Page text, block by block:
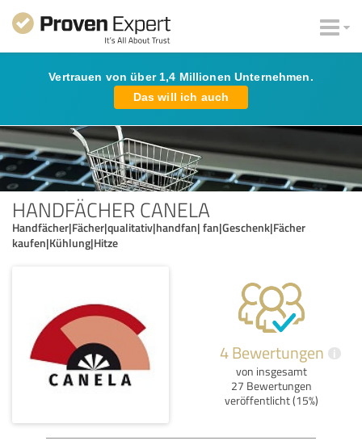
Vertrauen von über 1,4 Millionen Unternehmen.
Das will ich auch
HANDFÄCHER CANELA
Handfächer|Fächer|qualitativ|handfan| fan|Geschenk|Fächer
kaufen|Kühlung|Hitze
4 Bewertungen i
von insgesamt
27 Bewertungen
veröffentlicht (15%)